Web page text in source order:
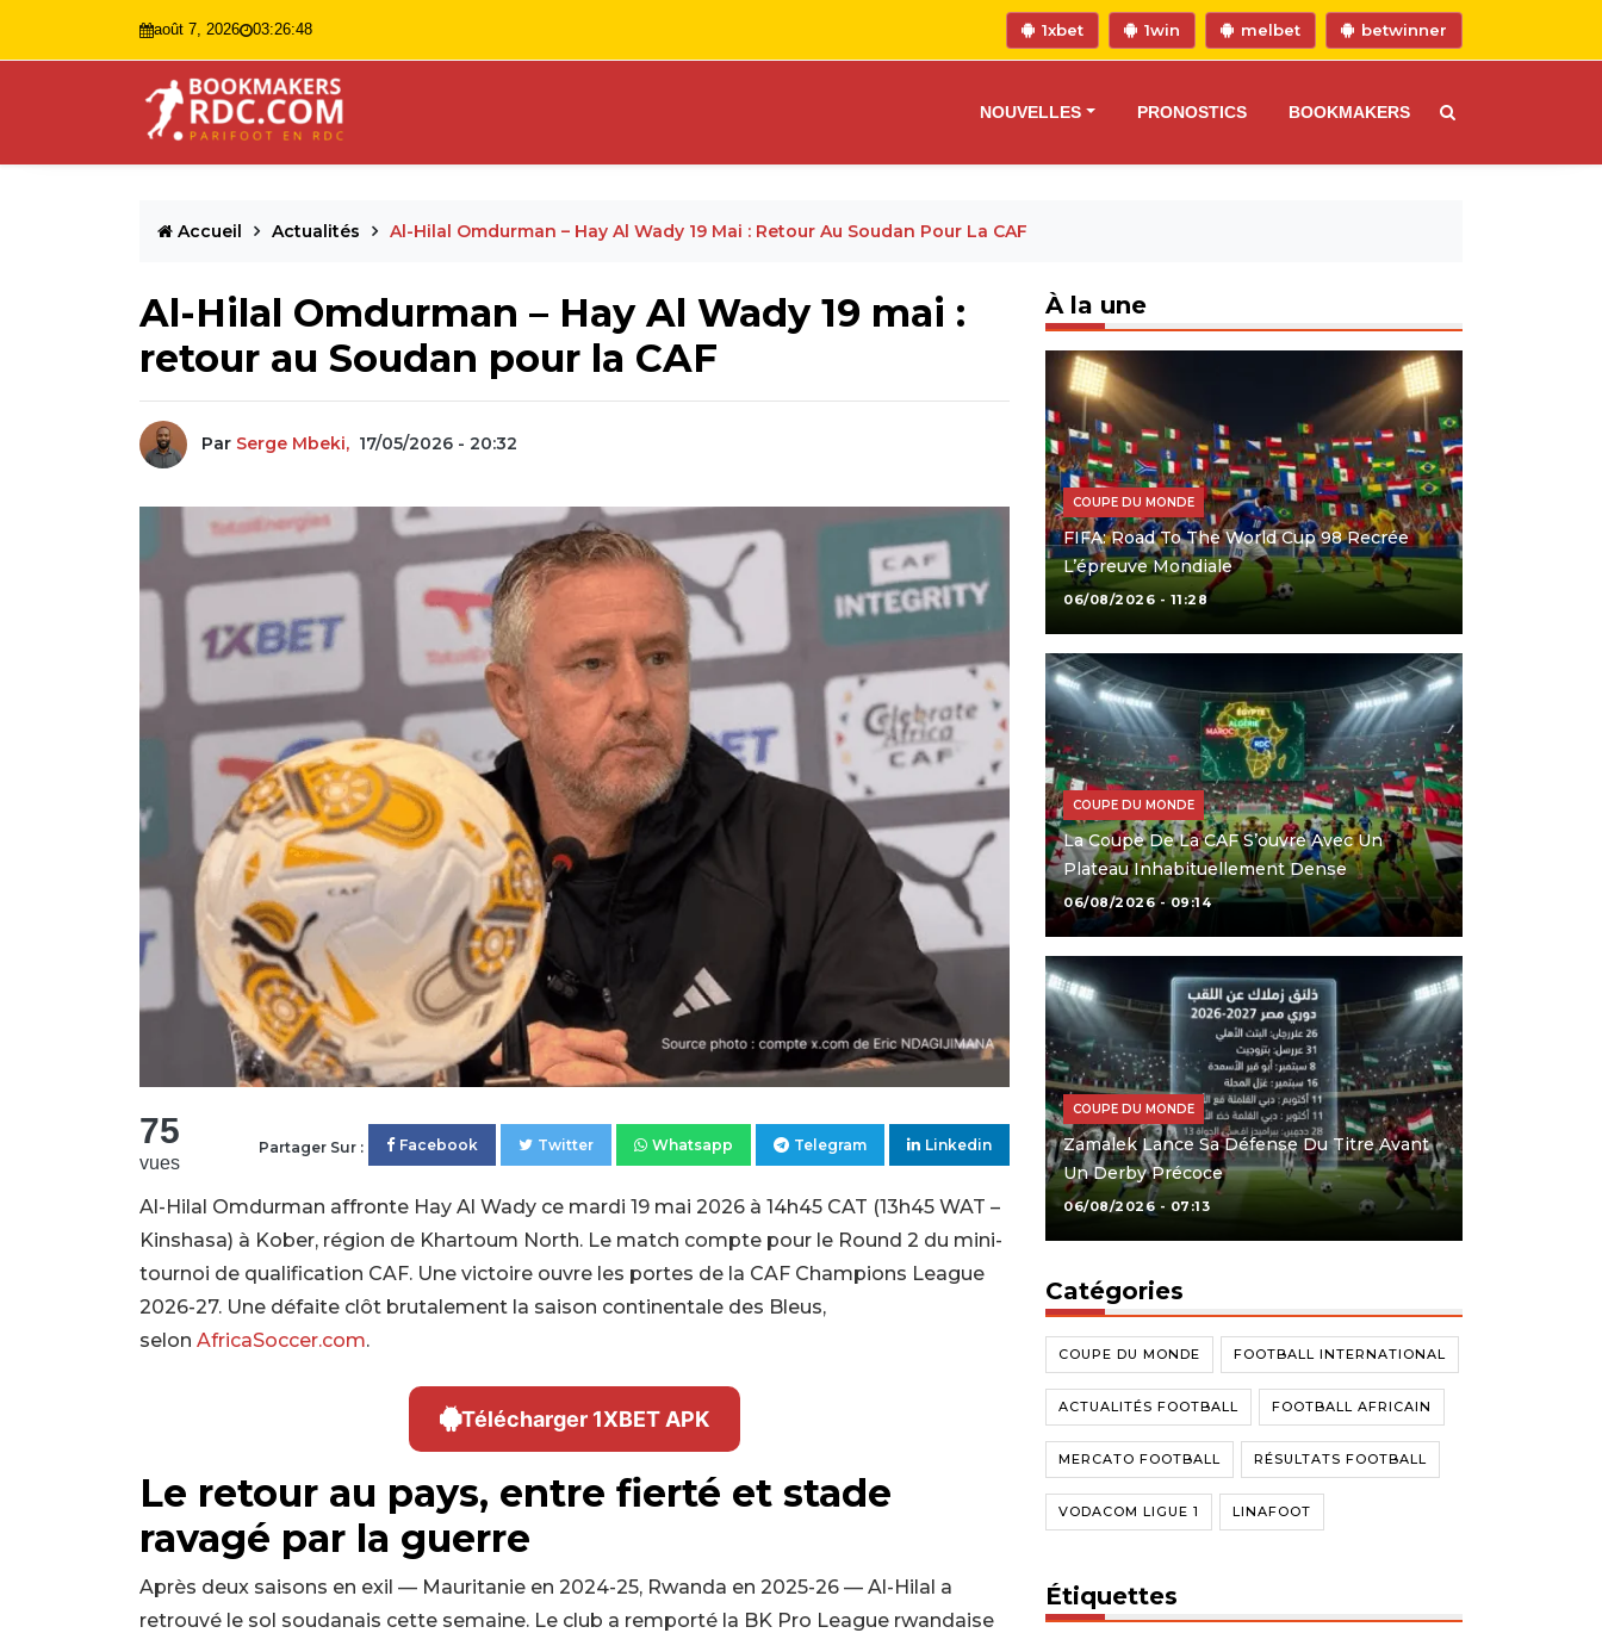
août 7, 2026 03:26:49 1xbet 1win melbet betwinner
NOUVELLES PRONOSTICS BOOKMAKERS
Accueil Actualités Al-Hilal Omdurman – Hay Al Wady 19 Mai : Retour Au Soudan Pour La CAF
Al-Hilal Omdurman – Hay Al Wady 19 mai :
retour au Soudan pour la CAF
Par Serge Mbeki, 17/05/2026 - 20:32
75
vues
Partager Sur : Facebook Twitter Whatsapp Telegram Linkedin
Al-Hilal Omdurman affronte Hay Al Wady ce mardi 19 mai 2026 à 14h45 CAT (13h45 WAT –
Kinshasa) à Kober, région de Khartoum North. Le match compte pour le Round 2 du mini-
tournoi de qualification CAF. Une victoire ouvre les portes de la CAF Champions League
2026-27. Une défaite clôt brutalement la saison continentale des Bleus,
selon AfricaSoccer.com.
Télécharger 1XBET APK
Le retour au pays, entre fierté et stade
ravagé par la guerre
Après deux saisons en exil — Mauritanie en 2024-25, Rwanda en 2025-26 — Al-Hilal a
retrouvé le sol soudanais cette semaine. Le club a remporté la BK Pro League rwandaise
À la une
COUPE DU MONDE
FIFA: Road To The World Cup 98 Recrée
L’épreuve Mondiale
06/08/2026 - 11:28
COUPE DU MONDE
La Coupe De La CAF S’ouvre Avec Un
Plateau Inhabituellement Dense
06/08/2026 - 09:14
COUPE DU MONDE
Zamalek Lance Sa Défense Du Titre Avant
Un Derby Précoce
06/08/2026 - 07:13
Catégories
COUPE DU MONDE FOOTBALL INTERNATIONAL
ACTUALITÉS FOOTBALL FOOTBALL AFRICAIN
MERCATO FOOTBALL RÉSULTATS FOOTBALL
VODACOM LIGUE 1 LINAFOOT
Étiquettes